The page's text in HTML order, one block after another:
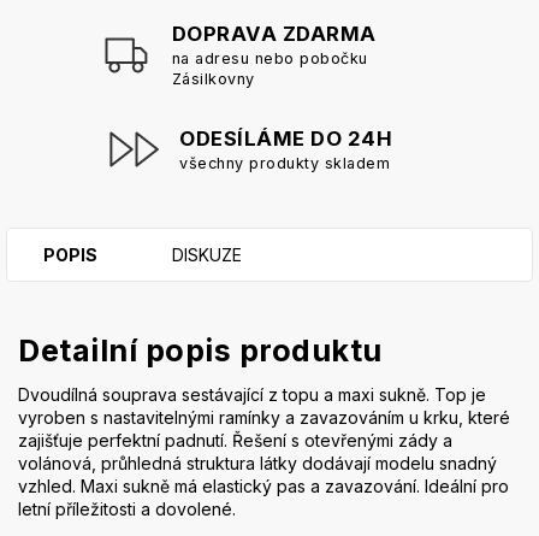
DOPRAVA ZDARMA
na adresu nebo pobočku
Zásilkovny
ODESÍLÁME DO 24H
všechny produkty skladem
POPIS DISKUZE
Detailní popis produktu
Dvoudílná souprava sestávající z topu a maxi sukně. Top je
vyroben s nastavitelnými ramínky a zavazováním u krku, které
zajišťuje perfektní padnutí. Řešení s otevřenými zády a
volánová, průhledná struktura látky dodávají modelu snadný
vzhled. Maxi sukně má elastický pas a zavazování. Ideální pro
letní příležitosti a dovolené.